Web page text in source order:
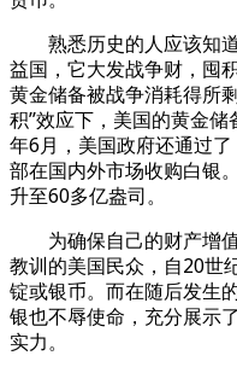
熟悉历史的人应该知道
益国，它大发战争财，囤
黄金储备被战争消耗得所
积”效应下，美国的黄金
年6月，美国政府还通过
部在国内外市场收购白银
升至60多亿盎司。
为确保自己的财产增值
教训的美国民众，自20世
锭或银币。而在随后发生
银也不辱使命，充分展示
实力。